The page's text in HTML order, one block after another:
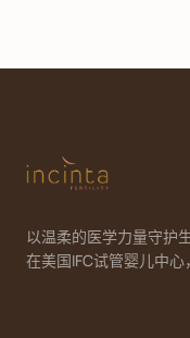
以温柔的医学力量守护
在美国IFC试管婴儿中心